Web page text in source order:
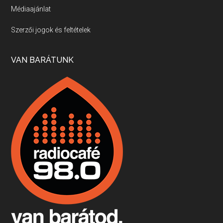
Villány, kékfrankos, Jackfall
Apr 17, 2026 • 00:35:38
Boston, teadélután, bab és homár
Apr 9, 2026 • 00:37:17
Fermentáljunk, a testünk meghálálja!
Apr 3, 2026 • 00:36:07
Médiaajánlat
Szerzői jogok és feltételek
VAN BARÁTUNK